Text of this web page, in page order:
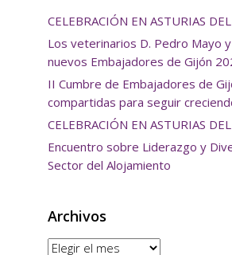
CELEBRACIÓN EN ASTURIAS
Los veterinarios D. Pedro Mayo
nuevos Embajadores de Gijón
II Cumbre de Embajadores de
compartidas para seguir
CELEBRACIÓN EN ASTURIAS
Encuentro sobre Liderazgo y
Sector del Alojamiento
Archivos
Archivos